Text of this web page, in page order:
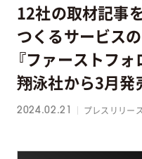
12社の取材記事
つくるサービス
『ファーストフ
翔泳社から3月発
2024.02.21 プレスリリース